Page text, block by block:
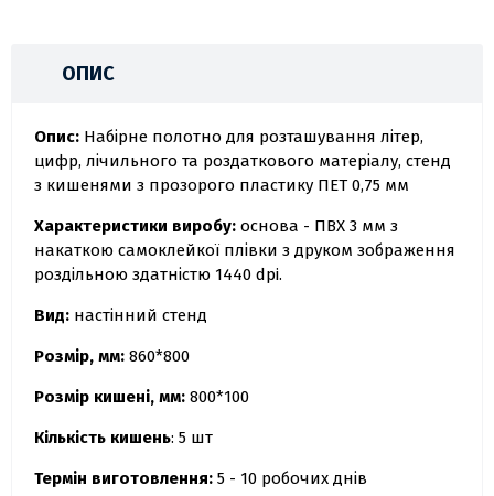
ОПИС
Опис: Набірне полотно для розташування літер,
цифр, лічильного та роздаткового матеріалу, стенд
з кишенями з прозорого пластику ПЕТ 0,75 мм
Характеристики виробу: основа - ПВХ 3 мм з
накаткою самоклейкої плівки з друком зображення
роздільною здатністю 1440 dpi.
Вид: настінний стенд
Розмір, мм: 860*800
Розмір кишені, мм: 800*100
Кількість кишень: 5 шт
Термін виготовлення: 5 - 10 робочих днів